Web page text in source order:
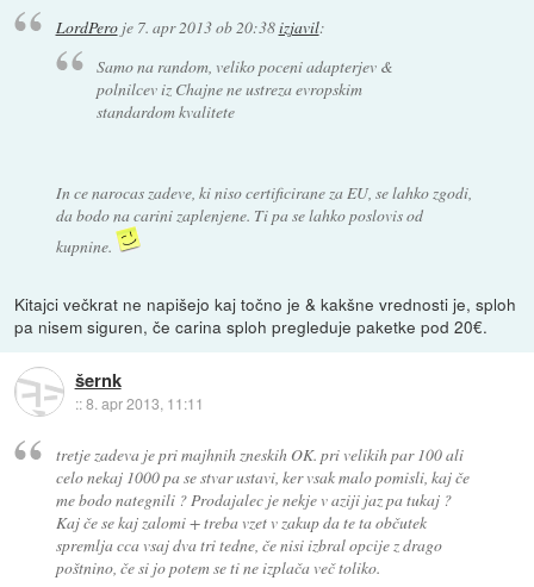
LordPeroje 7. apr 2013 ob 20:38izjavil:
Samo na random, veliko poceni adapterjev &
polnilcev iz Chajne ne ustreza evropskim
standardom kvalitete
In ce narocas zadeve, ki niso certificirane za EU, se lahko zgodi,
da bodo na carini zaplenjene. Ti pa se lahko poslovis od
kupnine.
Kitajci večkrat ne napišejo kaj točno je & kakšne vrednosti je, sploh
pa nisem siguren, če carina sploh pregleduje paketke pod 20€.
šernk
::8. apr 2013, 11:11
tretje zadeva je pri majhnih zneskih OK. pri velikih par 100 ali
celo nekaj 1000 pa se stvar ustavi, ker vsak malo pomisli, kaj če
me bodo nategnili ? Prodajalec je nekje v aziji jaz pa tukaj ?
Kaj če se kaj zalomi + treba vzet v zakup da te ta občutek
spremlja cca vsaj dva tri tedne, če nisi izbral opcije z drago
poštnino, če si jo potem se ti ne izplača več toliko.